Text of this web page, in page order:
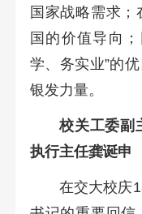
国家战略需求
国的价值导向
学、务实业”的
银发力量。
校关工委副
执行主任龚诞申
在交大校庆